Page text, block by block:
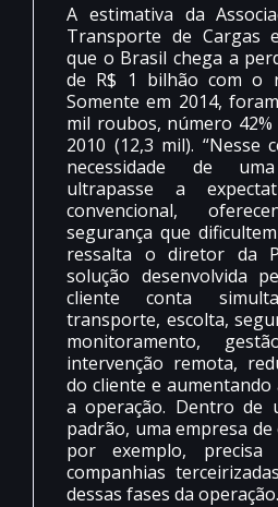
A estimativa da
Transporte de Cargas
que o Brasil chega a
de R$ 1 bilhão com o
Somente em 2014,
mil roubos, número
2010 (12,3 mil). “Nesse
necessidade de
ultrapasse a
convencional,
segurança que
ressalta o diretor da
solução desenvolvida
cliente conta
transporte, escolta,
monitoramento,
intervenção remota,
do cliente e
a operação. Dentro de
padrão, uma empresa
por exemplo, precisa
companhias
dessas fases da operação.